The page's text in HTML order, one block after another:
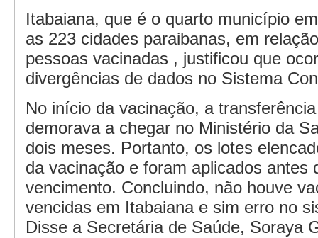
Itabaiana, que é o quarto município
as 223 cidades paraibanas, em
pessoas vacinadas , justificou que
divergências de dados no Sistema
No início da vacinação, a
demorava a chegar no Ministério da
dois meses. Portanto, os lotes
da vacinação e foram aplicados antes
vencimento. Concluindo, não houve
vencidas em Itabaiana e sim erro no
Disse a Secretária de Saúde, Soraya